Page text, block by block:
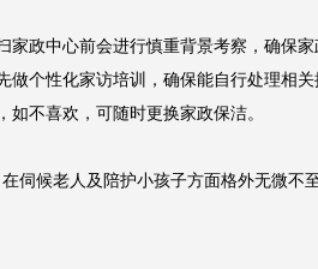
家政中心前会进行慎重背景考察，确保
个性化家访培训，确保能自行处理相
不喜欢，可随时更换家政保洁。
伺候老人及陪护小孩子方面格外无微